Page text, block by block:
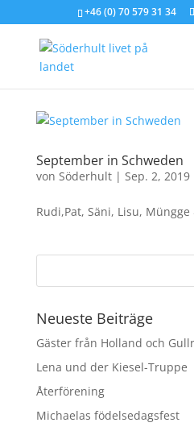
+46 (0) 70 579 31 34
September in Schweden
von Söderhult| Sep. 2, 2019
Rudi,Pat, Säni, Lisu, Müngge
Neueste Beiträge
Gäster från Holland och
Lena und der Kiesel-Truppe
Återförening
Michaelas födelsedagsfest